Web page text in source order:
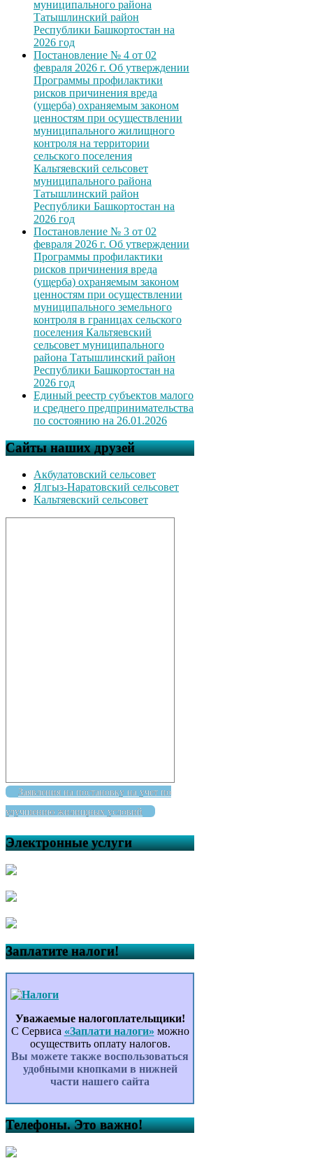
муниципального района
Татышлинский район
Республики Башкортостан на
2026 год
Постановление № 4 от 02
февраля 2026 г. Об утверждении
Программы профилактики
рисков причинения вреда
(ущерба) охраняемым законом
ценностям при осуществлении
муниципального жилищного
контроля на территории
сельского поселения
Кальтяевский сельсовет
муниципального района
Татышлинский район
Республики Башкортостан на
2026 год
Постановление № 3 от 02
февраля 2026 г. Об утверждении
Программы профилактики
рисков причинения вреда
(ущерба) охраняемым законом
ценностям при осуществлении
муниципального земельного
контроля в границах сельского
поселения Кальтяевский
сельсовет муниципального
района Татышлинский район
Республики Башкортостан на
2026 год
Единый реестр субъектов малого
и среднего предпринимательства
по состоянию на 26.01.2026
Сайты наших друзей
Акбулатовский сельсовет
Ялгыз-Наратовский сельсовет
Кальтяевский сельсовет
Заявления на постановку на учет по
улучшению жилищных условий
Электронные услуги
Заплатите налоги!
Уважаемые налогоплательщики!
С Сервиса «Заплати налоги» можно
осуществить оплату налогов.
Вы можете также воспользоваться
удобными кнопками в нижней
части нашего сайта
Телефоны. Это важно!